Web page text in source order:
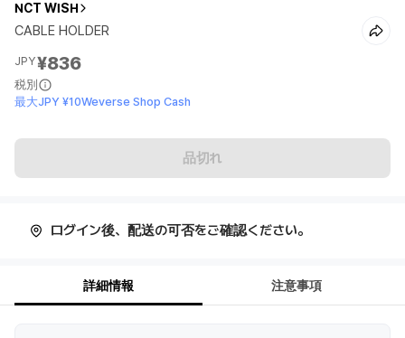
NCT WISH
CABLE HOLDER
JPY¥836
税別
最大JPY ¥10Weverse Shop Cash
品切れ
ログイン後、配送の可否をご確認ください。
詳細情報 注意事項